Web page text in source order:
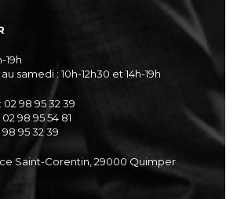
19h
samedi : 10h-12h30 et 14h-19h
: 02 98 95 32 39
02 98 95 54 81
98 95 32 39
Saint-Corentin, 29000 Quimper